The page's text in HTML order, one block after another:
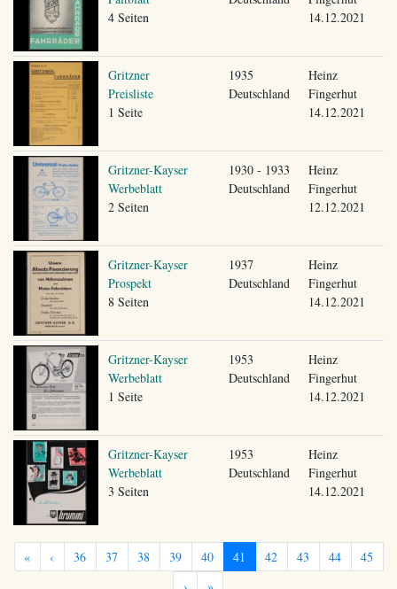
4 Seiten
14.12.2021
Gritzner
Preisliste
1 Seite
1935
Deutschland
Heinz
Fingerhut
14.12.2021
Gritzner-Kayser
Werbeblatt
2 Seiten
1930 - 1933
Deutschland
Heinz
Fingerhut
12.12.2021
Gritzner-Kayser
Prospekt
8 Seiten
1937
Deutschland
Heinz
Fingerhut
14.12.2021
Gritzner-Kayser
Werbeblatt
1 Seite
1953
Deutschland
Heinz
Fingerhut
14.12.2021
Gritzner-Kayser
Werbeblatt
3 Seiten
1953
Deutschland
Heinz
Fingerhut
14.12.2021
« ‹ 36 37 38 39 40 41 42 43 44
45
›
»